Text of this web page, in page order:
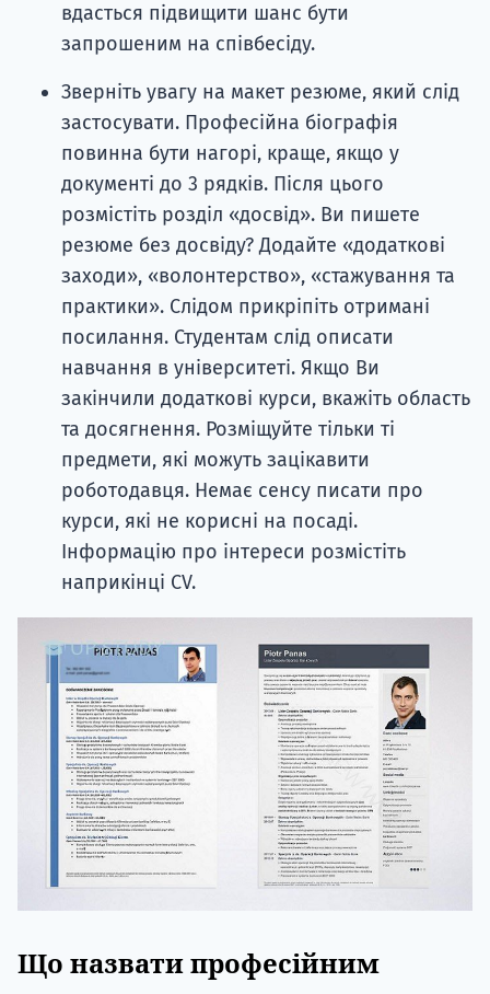
вдасться підвищити шанс бути
запрошеним на співбесіду.
Зверніть увагу на макет резюме, який слід
застосувати. Професійна біографія
повинна бути нагорі, краще, якщо у
документі до 3 рядків. Після цього
розмістіть розділ «досвід». Ви пишете
резюме без досвіду? Додайте «додаткові
заходи», «волонтерство», «стажування та
практики». Слідом прикріпіть отримані
посилання. Студентам слід описати
навчання в університеті. Якщо Ви
закінчили додаткові курси, вкажіть область
та досягнення. Розміщуйте тільки ті
предмети, які можуть зацікавити
роботодавця. Немає сенсу писати про
курси, які не корисні на посаді.
Інформацію про інтереси розмістіть
наприкінці CV.
Що назвати професійним